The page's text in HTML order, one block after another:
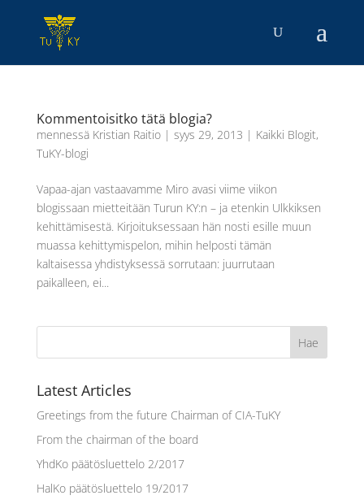
Kommentoisitko tätä blogia?
mennessä Kristian Raitio| syys 29, 2013 | Kaikki Blogit,
TuKY-blogi
Vapaa-ajan vastaavamme Miro avasi viime viikon
blogissaan mietteitään Turun KY:n – ja etenkin Ulkkiksen
kehittämisestä. Kirjoituksessaan hän nosti esille muun
muassa kehittymispelon, mihin helposti tämän
kaltaisessa yhdistyksessä sorrutaan: juurrutaan
paikalleen, ei...
Latest Articles
Greetings from the future Chairman of CIA-TuKY
From the chairman of the board
YhdKo päätösluettelo 2/2017
HalKo päätösluettelo 19/2017